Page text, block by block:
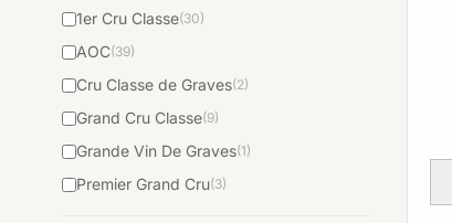
1er Cru Classe(30)
AOC(39)
Cru Classe de Graves(2)
Grand Cru Classe(9)
Grande Vin De Graves(1)
Premier Grand Cru(3)